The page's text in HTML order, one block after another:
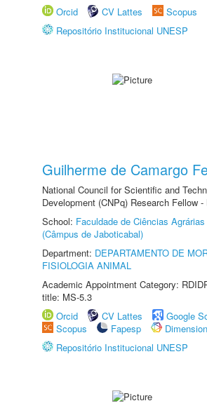
Orcid
CV Lattes
Scopus
Repositório Institucional UNESP
Guilherme de Camargo
National Council for Scientific and
Development (CNPq) Research Fellow -
School: Faculdade de Ciências
(Câmpus de Jaboticabal)
Department: DEPARTAMENTO DE
FISIOLOGIA ANIMAL
Academic Appointment Category:
title: MS-5.3
Orcid
CV Lattes
Google
Scopus
Fapesp
Repositório Institucional UNESP